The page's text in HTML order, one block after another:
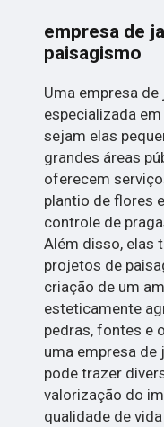
empresa de
paisagismo
Uma empresa
especializada
sejam elas
grandes áreas
oferecem
plantio de flores
controle de
Além disso, elas
projetos de
criação de um
esteticamente
pedras, fontes e
uma empresa de
pode trazer
valorização do
qualidade de